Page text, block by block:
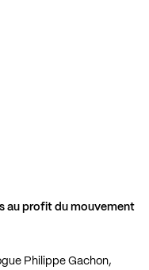
au profit du mouvement
Philippe Gachon,